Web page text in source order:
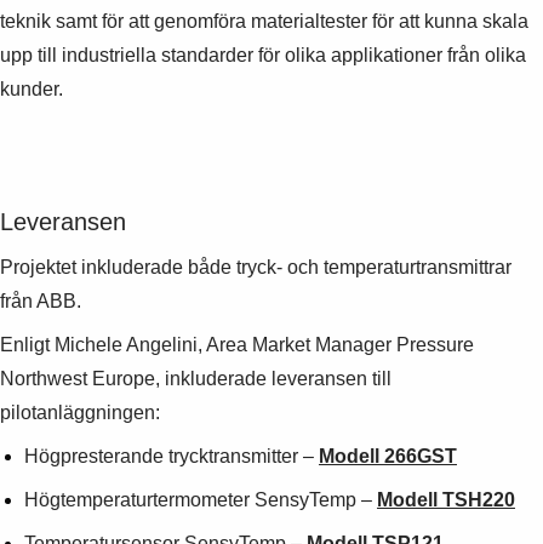
teknik samt för att genomföra materialtester för att kunna skala
upp till industriella standarder för olika applikationer från olika
kunder.
Leveransen
Projektet inkluderade både tryck- och temperaturtransmittrar
från ABB.
Enligt Michele Angelini, Area Market Manager Pressure
Northwest Europe, inkluderade leveransen till
pilotanläggningen:
Högpresterande trycktransmitter – Modell 266GST
Högtemperaturtermometer SensyTemp – Modell TSH220